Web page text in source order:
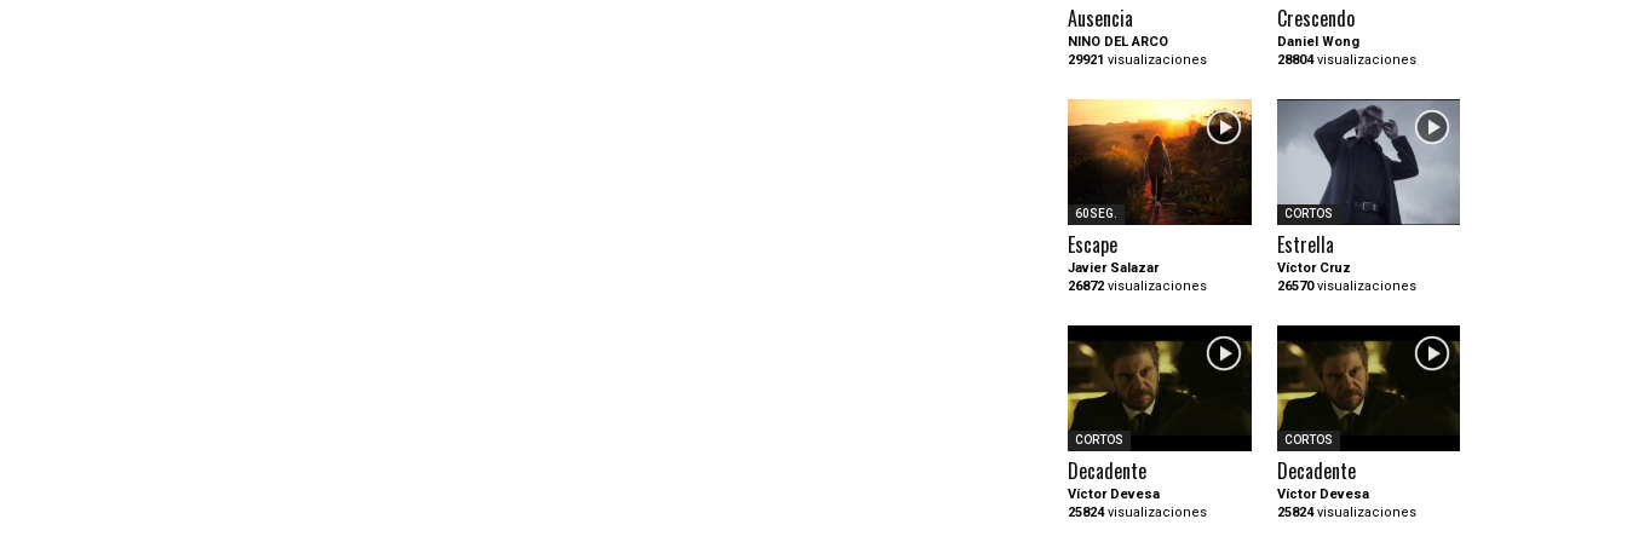
Ausencia
NINO DEL ARCO
29921 visualizaciones
Crescendo
Daniel Wong
28804visualizaciones
60SEG.
Escape
Javier Salazar
26872 visualizaciones
CORTOS
Estrella
Víctor Cruz
26570visualizaciones
CORTOS
Decadente
Víctor Devesa
25824visualizaciones
CORTOS
Decadente
Víctor Devesa
25824visualizaciones